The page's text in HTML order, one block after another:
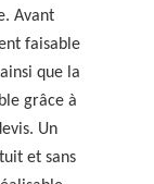
Avant
faisable
que la
grâce à
Un
et sans